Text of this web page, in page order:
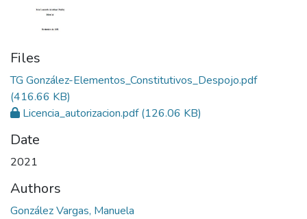
Files
TG González-Elementos_Constitutivos_Despojo.pdf
(416.66 KB)
Licencia_autorizacion.pdf(126.06 KB)
Date
2021
Authors
González Vargas, Manuela